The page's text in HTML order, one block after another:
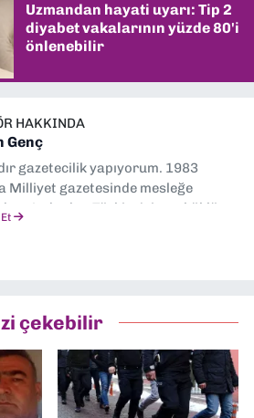
Uzmandan hayati uyarı: Tip 2
diyabet vakalarının yüzde 80'i
önlenebilir
HAKKINDA
Genç
gazetecilik yapıyorum. 1983
Milliyet gazetesinde mesleğe
Ardından Türkiye’nin en köklü
editör, müdür yardımcısı ve spor
olarak görev yaptım. Ayrıca Yeni
editörlük yapıyorum
çekebilir